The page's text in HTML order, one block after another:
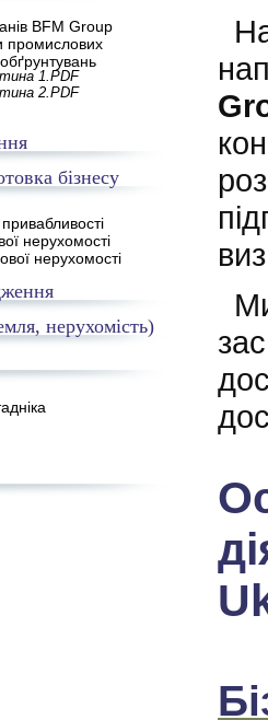
BFM Group
промислових
1.PDF
2.PDF
бізнесу
нерухомості
нерухомості
нерухомість)